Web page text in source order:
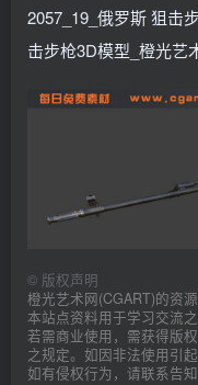
2057_19_俄罗斯 狙击
击步枪3D模型_橙光艺
© 版权声明
橙光艺术网(CGART)的资
本站点资料用于学习交流
若需商业使用，需获得版
之规定。如因非法使用引
如有侵权行为，请联系告